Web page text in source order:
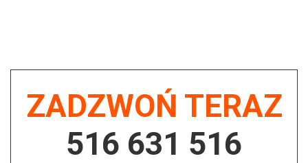
ZADZWOŃ TERAZ
516 631 516